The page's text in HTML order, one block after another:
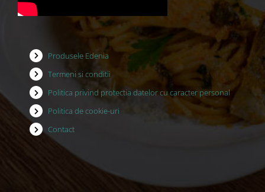
Produsele Edenia
Termeni si conditii
Politica privind protectia datelor cu caracter personal
Politica de cookie-uri
Contact